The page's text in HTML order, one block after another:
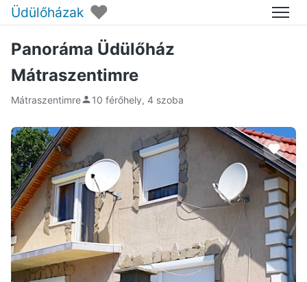
Üdülőházak ♥ Menü
Panoráma Üdülőház
Mátraszentimre
Mátraszentimre 10 férőhely, 4 szoba